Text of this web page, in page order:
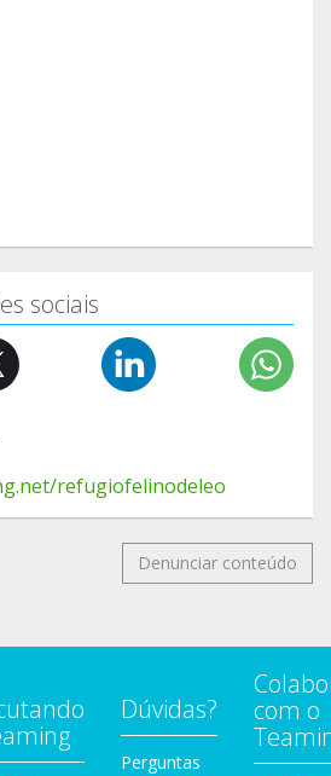
sociais
refugiofelinodeleo
Denunciar conteúdo
Dúvidas?
Perguntas
com o